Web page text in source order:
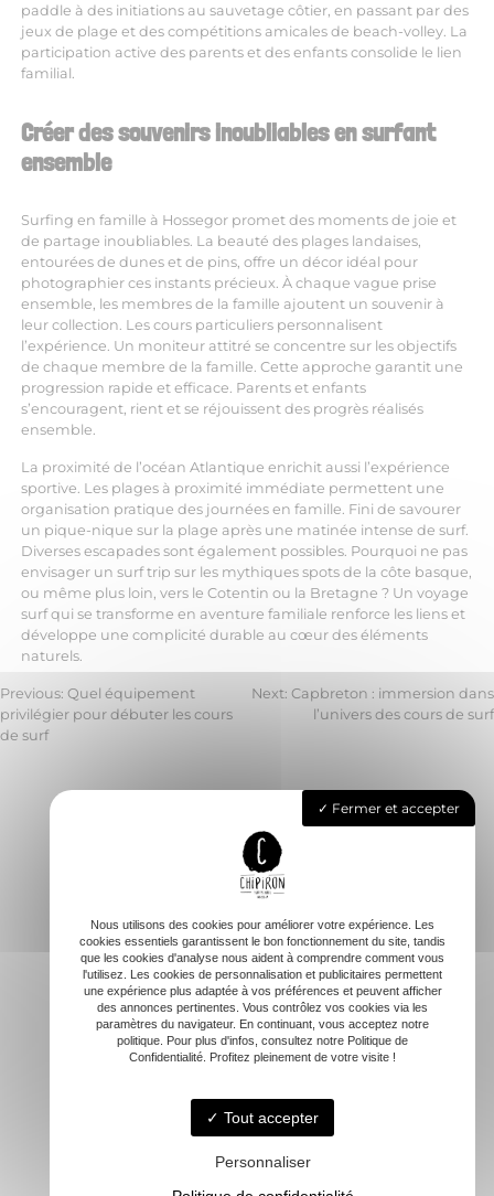
paddle à des initiations au sauvetage côtier, en passant par des
jeux de plage et des compétitions amicales de beach-volley. La
participation active des parents et des enfants consolide le lien
familial.
Créer des souvenirs inoubliables en surfant
ensemble
Surfing en famille à Hossegor promet des moments de joie et
de partage inoubliables. La beauté des plages landaises,
entourées de dunes et de pins, offre un décor idéal pour
photographier ces instants précieux. À chaque vague prise
ensemble, les membres de la famille ajoutent un souvenir à
leur collection. Les cours particuliers personnalisent
l’expérience. Un moniteur attitré se concentre sur les objectifs
de chaque membre de la famille. Cette approche garantit une
progression rapide et efficace. Parents et enfants
s’encouragent, rient et se réjouissent des progrès réalisés
ensemble.
La proximité de l’océan Atlantique enrichit aussi l’expérience
sportive. Les plages à proximité immédiate permettent une
organisation pratique des journées en famille. Fini de savourer
un pique-nique sur la plage après une matinée intense de surf.
Diverses escapades sont également possibles. Pourquoi ne pas
envisager un surf trip sur les mythiques spots de la côte basque,
ou même plus loin, vers le Cotentin ou la Bretagne ? Un voyage
surf qui se transforme en aventure familiale renforce les liens et
développe une complicité durable au cœur des éléments
naturels.
Navigation
l’article
Previous: Quel équipement
privilégier pour débuter les cours
de surf
Next: Capbreton : immersion dans
l’univers des cours de surf
Accueil
L’école
Cours & Stages de surf
Carte cadeau
Sessions spéciales
FAQ
Contact
Fermer et accepter
Nous utilisons des cookies pour améliorer votre expérience. Les
cookies essentiels garantissent le bon fonctionnement du site, tandis
que les cookies d'analyse nous aident à comprendre comment vous
l'utilisez. Les cookies de personnalisation et publicitaires permettent
une expérience plus adaptée à vos préférences et peuvent afficher
des annonces pertinentes. Vous contrôlez vos cookies via les
paramètres du navigateur. En continuant, vous acceptez notre
politique. Pour plus d'infos, consultez notre Politique de
Confidentialité. Profitez pleinement de votre visite !
Tout accepter
Personnaliser